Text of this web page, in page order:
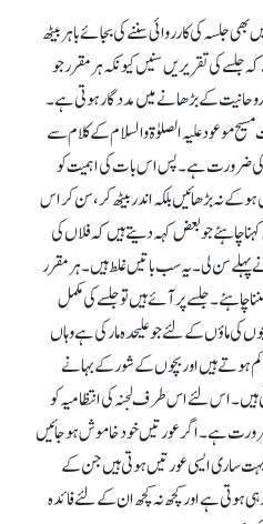
جلسہ کی کارروائی سننے کی بجائے باہر بیٹھ
جلسے کی تقریریں سنیں کیونکہ ہر مقرر جو
روحانیت کے بڑھانے میں مددگار ہوتی ہے۔
موعود علیہ الصلوٰۃوالسلام کے کلام سے
کی ضرورت ہے۔ پس اس بات کی اہمیت کو
کے نہ بڑھائیں بلکہ اندر بیٹھ کر، سن کر اس
کہنا چاہئے جو بعض کہہ دیتے ہیں کہ فلاں کی
پہلے سن لی۔ یہ سب باتیں غلط ہیں۔ ہر مقرر
چاہئے۔ جلسے پر آئے ہیں تو جلسے کی مکمل
ماؤں کے لئے جو علیحدہ مارکی ہے وہاں
ہوتے ہیں اور بچوں کے شور کے بہانے
اس لئے اس طرف لجنہ کی انتظامیہ کو
ضرورت ہے۔ اگر عورتیں خود خاموش ہو جائیں
ساری ایسی عورتیں ہوتی ہیں جن کے
ہوتی ہے اور کچھ نہ کچھ ان کے لئے فائدہ